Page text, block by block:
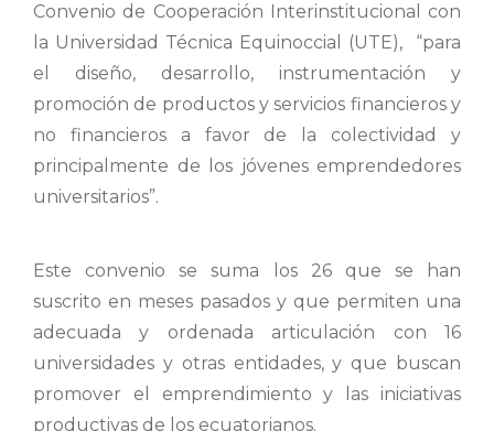
Convenio de Cooperación Interinstitucional con
la Universidad Técnica Equinoccial (UTE), “para
el diseño, desarrollo, instrumentación y
promoción de productos y servicios financieros y
no financieros a favor de la colectividad y
principalmente de los jóvenes emprendedores
universitarios”.
Este convenio se suma los 26 que se han
suscrito en meses pasados y que permiten una
adecuada y ordenada articulación con 16
universidades y otras entidades, y que buscan
promover el emprendimiento y las iniciativas
productivas de los ecuatorianos.